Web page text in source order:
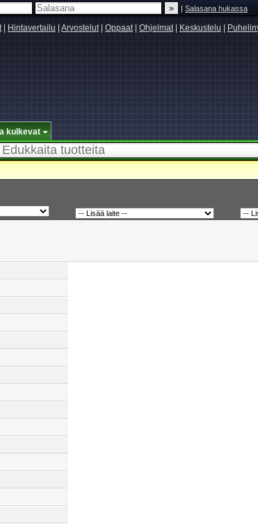
|Salasana hukassa
| Hintavertailu Arvostelut| Oppaat| Ohjelmat| Keskustelu
kulkevat